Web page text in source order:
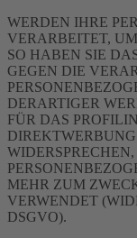
WERDEN IHRE
VERARBEITET,
SO HABEN SIE
GEGEN DIE
DERARTIGER
FÜR DAS
MEHR ZUM
VERWENDET
DSGVO).